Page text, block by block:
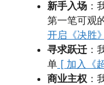
新手入场 ：
第一笔可观
开启《决胜
寻求跃迁 ：
单 [ 加入《
商业主权 ：